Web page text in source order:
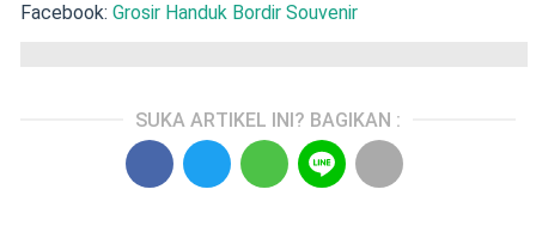
Facebook: Grosir Handuk Bordir Souvenir
SUKA ARTIKEL INI? BAGIKAN :